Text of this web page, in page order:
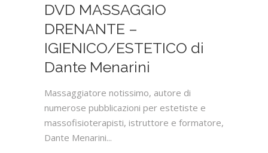
DVD MASSAGGIO
DRENANTE –
IGIENICO/ESTETICO di
Dante Menarini
Massaggiatore notissimo, autore di
numerose pubblicazioni per estetiste e
massofisioterapisti, istruttore e formatore,
Dante Menarini...